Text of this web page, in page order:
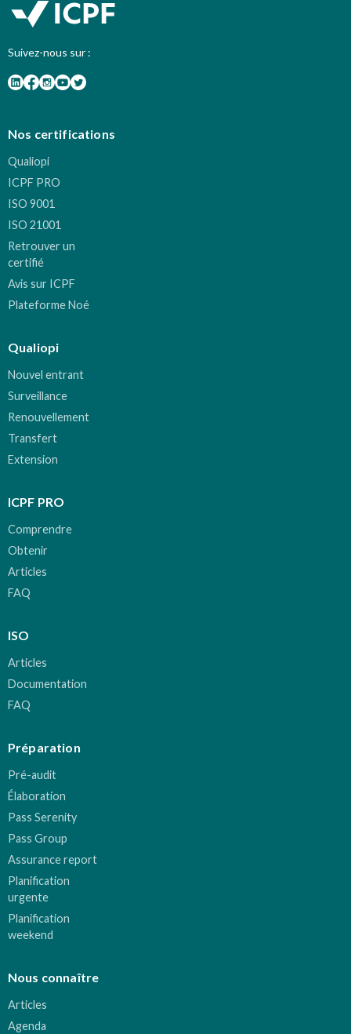
Suivez-nous sur :
Nos certifications
Qualiopi
ICPF PRO
ISO 9001
ISO 21001
Retrouver un
certifié
Avis sur ICPF
Plateforme Noé
Qualiopi
Nouvel entrant
Surveillance
Renouvellement
Transfert
Extension
ICPF PRO
Comprendre
Obtenir
Articles
FAQ
ISO
Articles
Documentation
FAQ
Préparation
Pré-audit
Élaboration
Pass Serenity
Pass Group
Assurance report
Planification
urgente
Planification
weekend
Nous connaître
Articles
Agenda